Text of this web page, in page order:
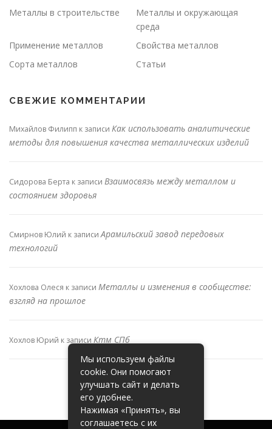
Металлы в строительстве
Металлы и окружающая
среда
Применение металлов
Свойства металлов
Сорта металлов
Статьи
СВЕЖИЕ КОММЕНТАРИИ
Михайлов Филипп к записи Как использовать аналитические
методы для повышения качества металлических изделий
Сидорова Берта к записи Взаимосвязь между металлом и
состоянием здоровья
Смирнов Юлий к записиАрамильский завод передовых
технологий
Хохлова Олеся к записи Металлы и изменения в сообществе:
взгляд на прошлое
Хохлов Юрий к записи Ктм СПб
Мы используем файлы
cookie. Они помогают
улучшать сайт и делать
его удобнее.
Нажимая «Принять», вы
соглашаетесь с их